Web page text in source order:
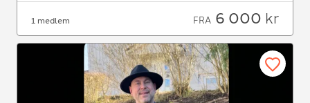
1 medlem FRA 6 000 kr